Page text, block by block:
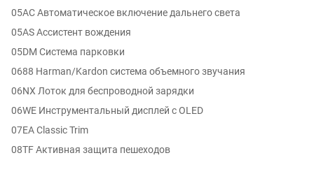
05AC Автоматическое включение дальнего света
05AS Ассистент вождения
05DM Система парковки
0688 Harman/Kardon система объемного звучания
06NX Лоток для беспроводной зарядки
06WE Инструментальный дисплей с OLED
07EA Classic Trim
08TF Активная защита пешеходов